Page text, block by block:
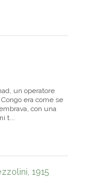
un operatore
era come se
con una
t...
1915